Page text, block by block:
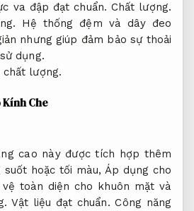
va đập đạt chuẩn. Chất lượng.
Hệ thống đệm và dây đeo
nhưng giúp đảm bảo sự thoải
dụng.
lượng.
Kính Che
cao này được tích hợp thêm
hoặc tối màu, Áp dụng cho
vệ toàn diện cho khuôn mặt và
Vật liệu đạt chuẩn. Công năng